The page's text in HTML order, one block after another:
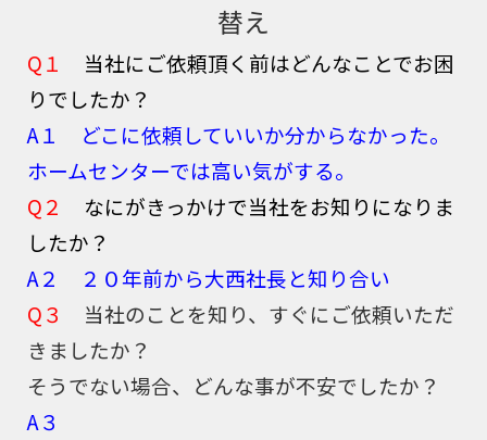
替え
Q１ 当社にご依頼頂く前はどんなことでお困
りでしたか？
A１ どこに依頼していいか分からなかった。
ホームセンターでは高い気がする。
Q２ なにがきっかけで当社をお知りになりま
したか ？
A２ ２０年前から大西社長と知り合い
Q３
当社のことを知り、すぐにご依頼いただ
きましたか？
そうでない場合、どんな事が不安でしたか？
A３